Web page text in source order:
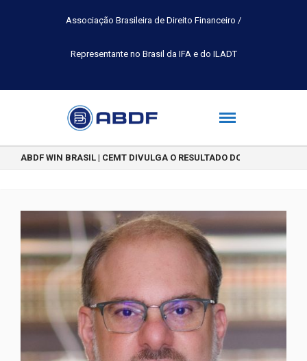
Associação Brasileira de Direito Financeiro /
Representante no Brasil da IFA e do ILADT
ABDF WIN BRASIL | CEMT DIVULGA O RESULTADO DO CONCURSO